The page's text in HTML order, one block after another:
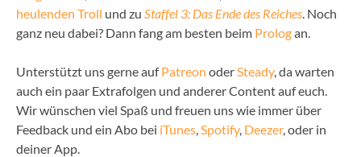
heulenden Troll und zu Staffel 3: Das Ende des Reiches. Noch
ganz neu dabei? Dann fang am besten beim Prologan.
Unterstützt uns gerne aufPatreon oderSteady, da warten
auch ein paar Extrafolgen und anderer Content auf euch.
Wir wünschen viel Spaß und freuen uns wie immer über
Feedback und ein Abo bei iTunes,Spotify, Deezer, oder in
deiner App.